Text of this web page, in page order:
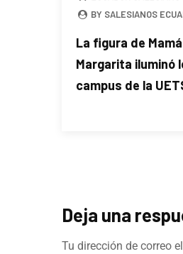
BY SALESIANOS
La figura de Mamá
Margarita iluminó
campus de la
Deja una
Tu dirección de correo